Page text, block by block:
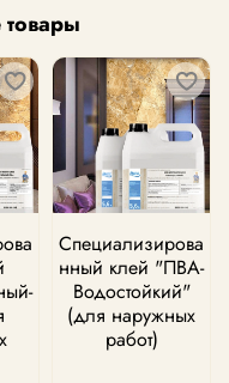
Специализирова
нный клей "ПВА-
Водостойкий"
(для наружных
работ)